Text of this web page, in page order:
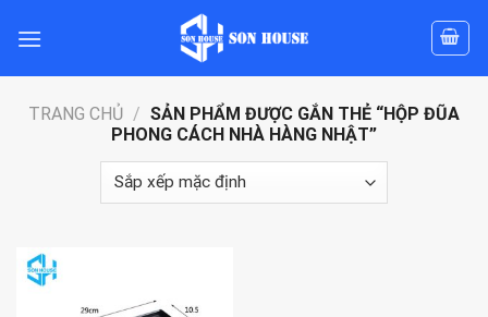
TRANG CHỦ / SẢN PHẨM ĐƯỢC GẮN THẺ “HỘP ĐŨA
PHONG CÁCH NHÀ HÀNG NHẬT”